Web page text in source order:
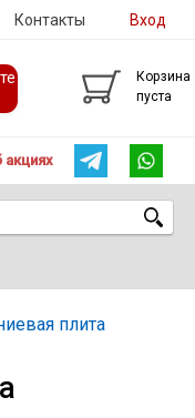
Контакты Вход
Корзина
пуста
акциях
плита